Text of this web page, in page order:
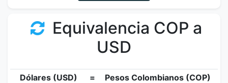
Equivalencia COP a
USD
Dólares (USD) =
Pesos Colombianos (COP)